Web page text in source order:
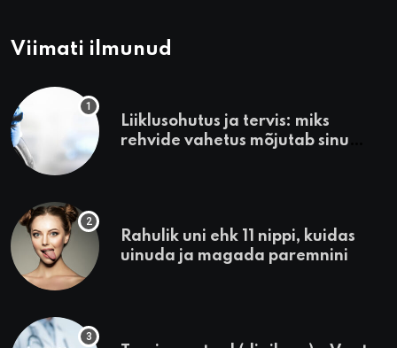
Viimati ilmunud
Liiklusohutus ja tervis: miks
rehvide vahetus mõjutab sinu
Rahulik uni ehk 11 nippi, kuidas
uinuda ja magada paremnini